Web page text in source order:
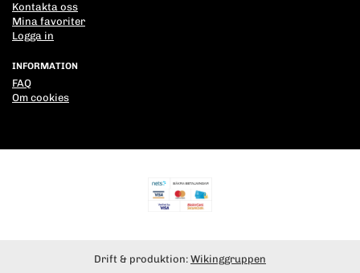
Kontakta oss
Mina favoriter
Logga in
INFORMATION
FAQ
Om cookies
Drift & produktion: Wikinggruppen